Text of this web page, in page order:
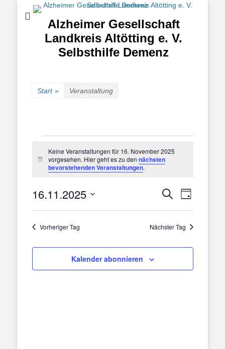
Alzheimer Gesellschaft
Landkreis Altötting e. V.
Selbsthilfe Demenz
Start » Veranstaltung
für
2025
Hinweis
Keine Veranstaltungen für 16. November 2025
vorgesehen. Hier geht es zu dennächsten
bevorstehenden Veranstaltungen.
Ansichten,
Suche
Tag
16.11.2025
Vorheriger Tag Nächster Tag
Kalender abonnieren